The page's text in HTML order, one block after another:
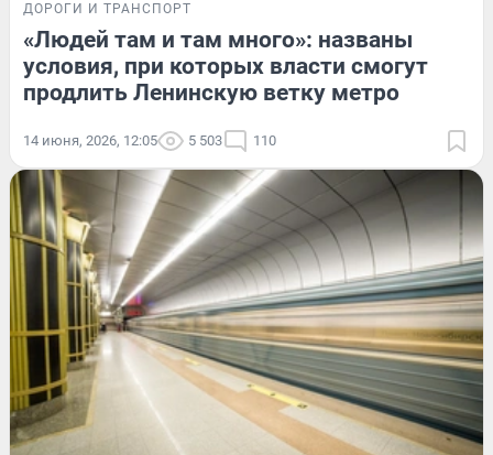
ДОРОГИ И ТРАНСПОРТ
«Людей там и там много»: названы
условия, при которых власти смогут
продлить Ленинскую ветку метро
14 июня, 2026, 12:05 5 503 110